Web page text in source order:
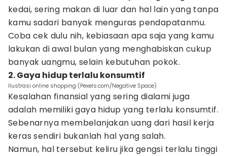
kedai, sering makan di luar dan hal lain yang tanpa
kamu sadari banyak menguras pendapatanmu.
Coba cek dulu nih, kebiasaan apa saja yang kamu
lakukan di awal bulan yang menghabiskan cukup
banyak uangmu, selain kebutuhan pokok.
2. Gaya hidup terlalu konsumtif
Ilustrasi online shopping (Pexels.com/Negative Space)
Kesalahan finansial yang sering dialami juga
adalah memiliki gaya hidup yang terlalu konsumtif.
Sebenarnya membelanjakan uang dari hasil kerja
keras sendiri bukanlah hal yang salah.
Namun, hal tersebut keliru jika gengsi terlalu tinggi